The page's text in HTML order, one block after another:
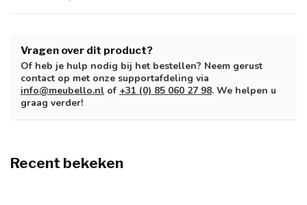
Vragen over dit product?
Of heb je hulp nodig bij het bestellen? Neem gerust
contact op met onze supportafdeling via
info@meubello.nl of +31 (0) 85 060 27 98. We helpen u
graag verder!
Recent bekeken